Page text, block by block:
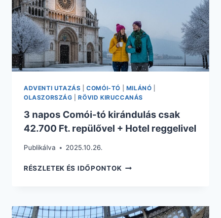
ADVENTI UTAZÁS |COMÓI-TÓ MILÁNÓ
OLASZORSZÁG |RÖVID KIRUCCANÁS
3 napos Comói-tó kirándulás csak
42.700 Ft. repülővel + Hotel reggelivel
Publikálva 2025.10.26.
RÉSZLETEK ÉS IDŐPONTOK 3
KIRÁNDULÁS